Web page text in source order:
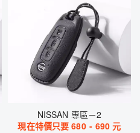
NISSAN 專區－2
現在特價只要680 - 690 元